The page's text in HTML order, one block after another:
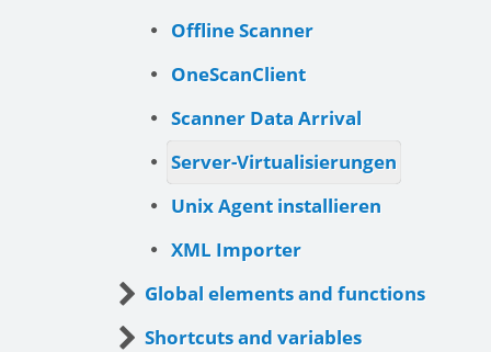
Offline Scanner
OneScanClient
Scanner Data Arrival
Server-Virtualisierungen
Unix Agent installieren
XML Importer
Global elements and functions
Shortcuts and variables